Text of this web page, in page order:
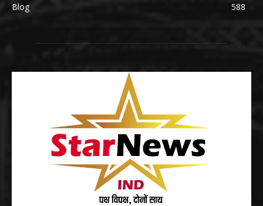
Blog
588